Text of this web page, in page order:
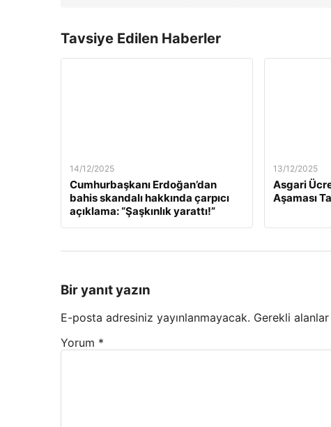
Tavsiye Edilen Haberler
14/12/2025
Cumhurbaşkanı Erdoğan’dan
bahis skandalı hakkında çarpıcı
açıklama: “Şaşkınlık yarattı!”
13/12/2025
Asgari
Aşaması
Bir yanıt yazın
E-posta adresiniz yayınlanmayacak. Gerekli alanlar
Yorum *